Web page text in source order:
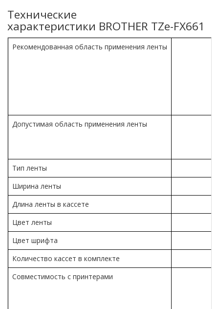
Технические
характеристики BROTHER TZe-FX661
Рекомендованная область применения ленты
Допустимая область применения ленты
Тип ленты
Ширина ленты
Длина ленты в кассете
Цвет ленты
Цвет шрифта
Количество кассет в комплекте
Совместимость с принтерами